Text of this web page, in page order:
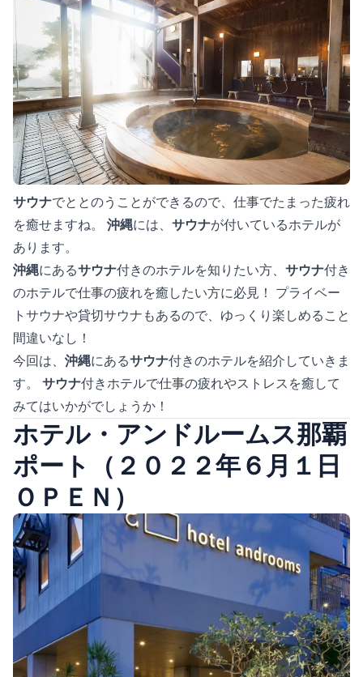
サウナでととのうことができるので、仕事でたまった疲れ
を癒せますね。 沖縄には、 サウナが付いているホテルが
あります。
沖縄にあるサウナ付きのホテルを知りたい方、 サウナ付き
のホテルで仕事の疲れを癒したい方に必見！ プライベー
トサウナや貸切サウナもあるので、ゆっくり楽しめること
間違いなし！
今回は、 沖縄にあるサウナ付きのホテルを紹介していきま
す。 サウナ付きホテルで仕事の疲れやストレスを癒して
みてはいかがでしょうか！
ホテル・アンドルームス那覇
ポート（２０２２年６月１日
ＯＰＥＮ）